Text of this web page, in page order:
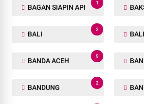
BAGAN SIAPIN API
1
BALI
2
BANDA ACEH
9
BANDUNG
2